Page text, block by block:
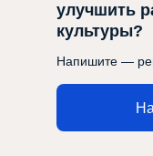
улучшить
культуры?
Напишите —